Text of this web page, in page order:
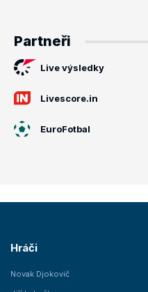
Partneři
Live výsledky
Livescore.in
EuroFotbal
Hráči
Novak Djokovič